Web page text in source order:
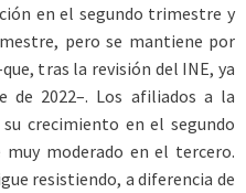
en el segundo trimestre y
pero se mantiene por
tras la revisión del INE, ya
2022–. Los afiliados a la
crecimiento en el segundo
moderado en el tercero.
resistiendo, a diferencia de